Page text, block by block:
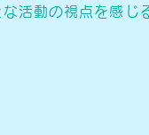
活動の視点を感じ